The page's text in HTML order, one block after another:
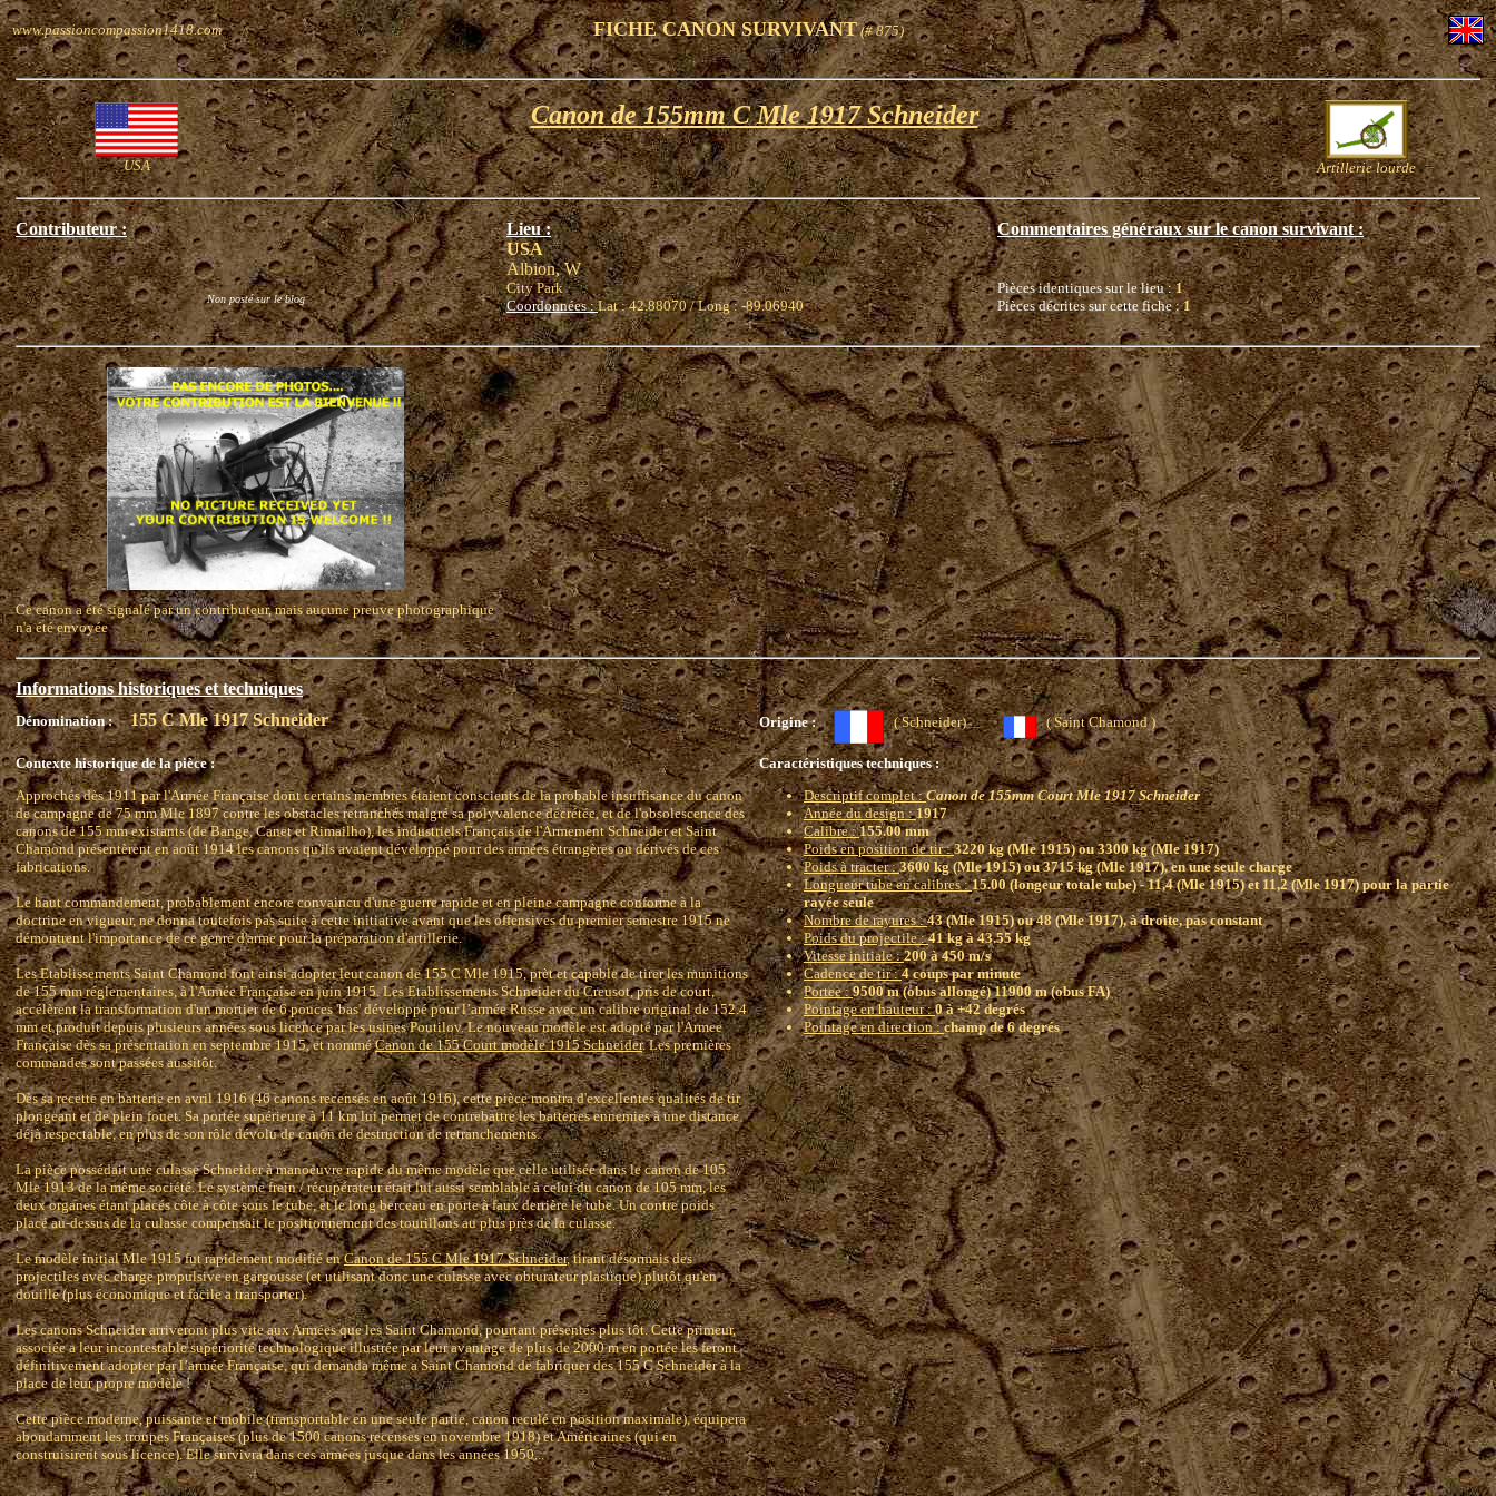
www.passioncompassion1418.com FICHE CANON SURVIVANT(# 875)
USA
Canon de 155mm C Mle 1917 Schneider
Artillerie lourde
Contributeur :
Non posté sur le blog
Lieu :
USA
Albion, W
City Park
Coordonnées :Lat : 42.88070 / Long : -89.06940
Commentaires généraux sur le canon survivant :
Pièces identiques sur le lieu :1
Pièces décrites sur cette fiche :1
Ce canon a été signalé par un contributeur, mais aucune preuve photographique
n'a été envoyée
Informations historiques et techniques
Dénomination : 155 C Mle 1917 Schneider Origine : ( Schneider) ( Saint Chamond )
Contexte historique de la pièce :
Approchés dès 1911 par l'Armée Française dont certains membres étaient conscients de la probable insuffisance du canon
de campagne de 75 mm Mle 1897 contre les obstacles retranchés malgré sa polyvalence décrétée, et de l'obsolescence des
canons de 155 mm existants (de Bange, Canet et Rimailho), les industriels Français de l'Armement Schneider et Saint
Chamond présentèrent en août 1914 les canons qu'ils avaient développé pour des armées étrangères ou dérivés de ces
fabrications.
Le haut commandement, probablement encore convaincu d'une guerre rapide et en pleine campagne conforme à la
doctrine en vigueur, ne donna toutefois pas suite à cette initiative avant que les offensives du premier semestre 1915 ne
démontrent l'importance de ce genre d'arme pour la préparation d'artillerie.
Les Etablissements Saint Chamond font ainsi adopter leur canon de 155 C Mle 1915, prèt et capable de tirer les munitions
de 155 mm réglementaires, à l'Armée Française en juin 1915. Les Etablissements Schneider du Creusot, pris de court,
accélèrent la transformation d'un mortier de 6 pouces 'bas' développé pour l’armée Russe avec un calibre original de 152.4
mm et produit depuis plusieurs années sous licence par les usines Poutilov. Le nouveau modèle est adopté par l'Armee
Française dès sa présentation en septembre 1915, et nomméCanon de 155 Court modèle 1915 Schneider. Les premières
commandes sont passées aussitôt.
Dès sa recette en batterie en avril 1916 (46 canons recensés en août 1916), cette pièce montra d'excellentes qualités de tir
plongeant et de plein fouet. Sa portée supérieure à 11 km lui permet de contrebattre les batteries ennemies à une distance
déjà respectable, en plus de son rôle dévolu de canon de destruction de retranchements.
La pièce possédait une culasse Schneider à manoeuvre rapide du même modèle que celle utilisée dans le canon de 105
Mle 1913 de la même société. Le système frein / récupérateur était lui aussi semblable à celui du canon de 105 mm, les
deux organes étant placés côte à côte sous le tube, et le long berceau en porte à faux derrière le tube. Un contre poids
placé au-dessus de la culasse compensait le positionnement des tourillons au plus près de la culasse.
Le modèle initial Mle 1915 fut rapidement modifié enCanon de 155 C Mle 1917 Schneider, tirant désormais des
projectiles avec charge propulsive en gargousse (et utilisant donc une culasse avec obturateur plastique) plutôt qu'en
douille (plus économique et facile a transporter).
Les canons Schneider arriveront plus vite aux Armées que les Saint Chamond, pourtant présentés plus tôt. Cette primeur,
associée a leur incontestable supériorité technologique illustrée par leur avantage de plus de 2000 m en portée les feront
définitivement adopter par l’armée Française, qui demanda même a Saint Chamond de fabriquer des 155 C Schneider à la
place de leur propre modèle !
Cette pièce moderne, puissante et mobile (transportable en une seule partie, canon reculé en position maximale), équipera
abondamment les troupes Françaises (plus de 1500 canons recenses en novembre 1918) et Américaines (qui en
construisirent sous licence). Elle survivra dans ces armées jusque dans les années 1950...
Caractéristiques techniques :
Descriptif complet :Canon de 155mm Court Mle 1917 Schneider
Année du design :1917
Calibre :155.00 mm
Poids en position de tir :3220 kg (Mle 1915) ou 3300 kg (Mle 1917)
Poids à tracter :3600 kg (Mle 1915) ou 3715 kg (Mle 1917), en une seule charge
Longueur tube en calibres :15.00 (longeur totale tube) - 11,4 (Mle 1915) et 11,2 (Mle 1917) pour la partie
rayée seule
Nombre de rayures :43 (Mle 1915) ou 48 (Mle 1917), à droite, pas constant
Poids du projectile :41 kg à 43.55 kg
Vitesse initiale :200 à 450 m/s
Cadence de tir :4 coups par minute
Portee :9500 m (obus allongé) 11900 m (obus FA)
Pointage en hauteur :0 à +42 degrés
Pointage en direction :champ de 6 degrés